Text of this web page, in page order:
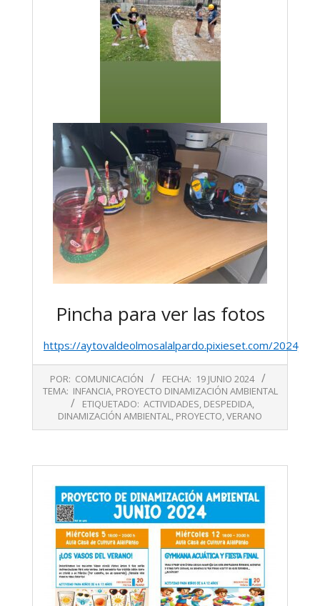
Pincha para ver las fotos
https://aytovaldeolmosalalpardo.pixieset.com/
06-
POR: COMUNICACIÓN FECHA: 19 JUNIO 2024
TEMA: INFANCIA, PROYECTO DINAMIZACIÓN AMBIENTAL
ETIQUETADO: ACTIVIDADES, DESPEDIDA,
DINAMIZACIÓN AMBIENTAL, PROYECTO,VERANO